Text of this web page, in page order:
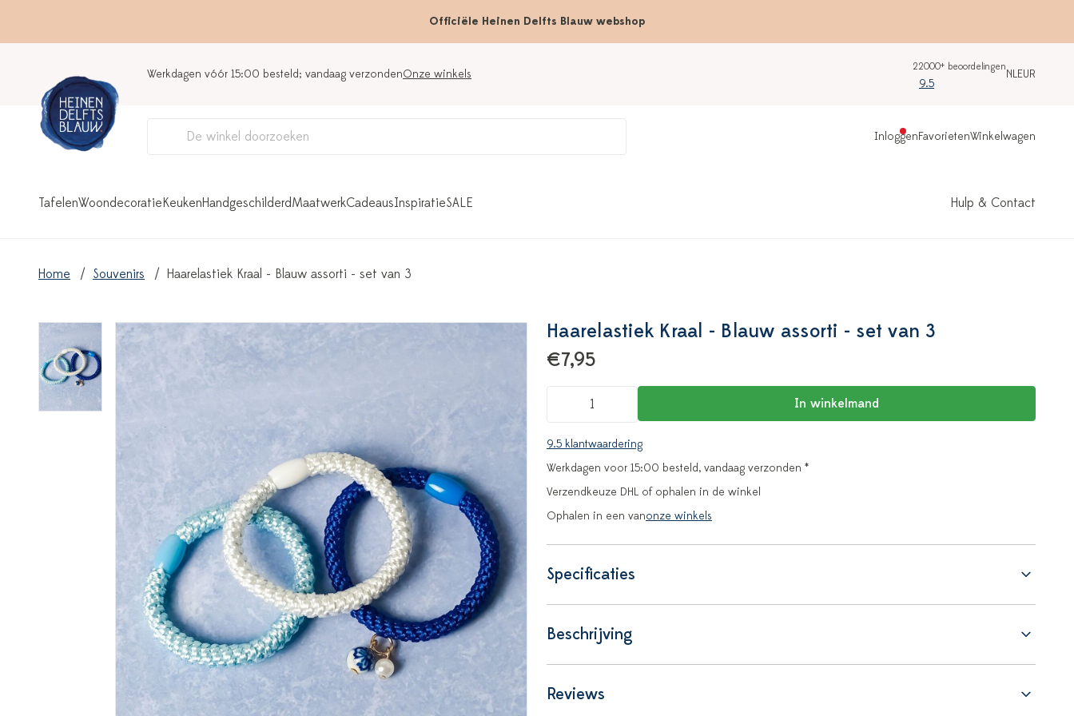
Officiële Heinen Delfts Blauw webshop
Werkdagen vóór 15:00 besteld; vandaag verzondenOnze winkels
22000+ beoordelingen
9.5
NLEUR
InloggenFavorietenWinkelwagen
TafelenWoondecoratieKeukenHandgeschilderdMaatwerkCadeausInspiratieSALE Hulp & Contact
Home Souvenirs Haarelastiek Kraal - Blauw assorti - set van 3
Haarelastiek Kraal - Blauw assorti - set van 3
€7,95
In winkelmand
9.5 klantwaardering
Werkdagen voor 15:00 besteld, vandaag verzonden *
Verzendkeuze DHL of ophalen in de winkel
Ophalen in een vanonze winkels
Specificaties
Beschrijving
Reviews